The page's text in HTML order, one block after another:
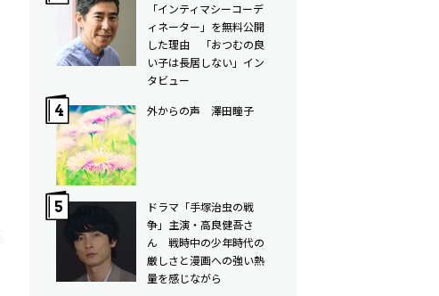
「インティマシーコーデ
ィネーター」を無料公開
した理由 「おつむの良
い子は長居しない」イン
タビュー
外からの声 澤田瞳子
ドラマ「手塚治虫の戦
争」主演・高良健吾さ
ん 戦時中の少年時代の
厳しさと漫画への強い熱
量を感じながら